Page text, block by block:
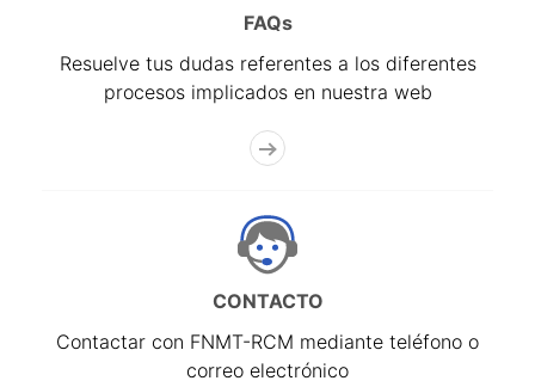
FAQs
Resuelve tus dudas referentes a los diferentes
procesos implicados en nuestra web
CONTACTO
Contactar con FNMT-RCM mediante teléfono o
correo electrónico